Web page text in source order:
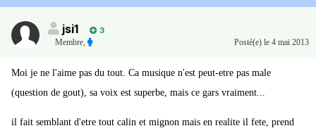
jsi1
3
Membre, Posté(e) le 4 mai 2013
Moi je ne l'aime pas du tout. Ca musique n'est peut-etre pas male
(question de gout), sa voix est superbe, mais ce gars vraiment...
il fait semblant d'etre tout calin et mignon mais en realite il fete, prend